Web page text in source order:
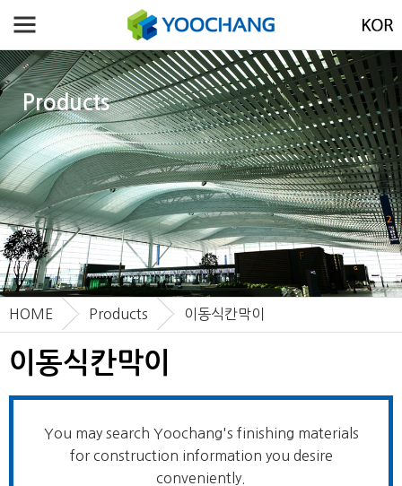
Products
이동식칸막이
HOME Products 이동식칸막이
You may search Yoochang's finishing materials
for construction information you desire
conveniently.